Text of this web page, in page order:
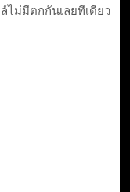
ล์ไม่มีตกกันเลยทีเดียว